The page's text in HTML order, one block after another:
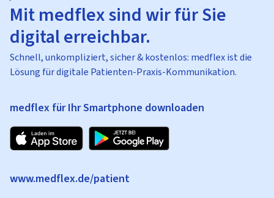
Mit medflex sind wir für Sie
digital erreichbar.
Schnell, unkompliziert, sicher & kostenlos: medflex ist die
Lösung für digitale Patienten-Praxis-Kommunikation.
medflex für Ihr Smartphone downloaden
www.medflex.de/patient